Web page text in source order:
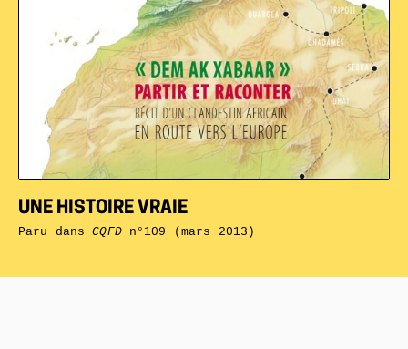
UNE HISTOIRE VRAIE
Paru dansCQFDn°109 (mars 2013)